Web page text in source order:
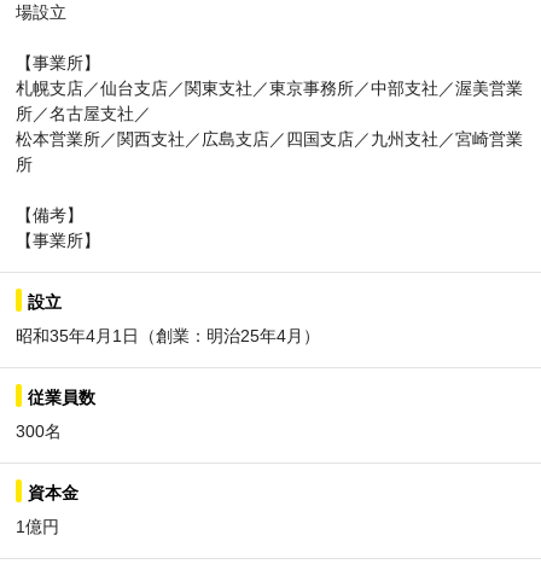
場設立
【事業所】
札幌支店／仙台支店／関東支社／東京事務所／中部支社／渥美営業
所／名古屋支社／
松本営業所／関西支社／広島支店／四国支店／九州支社／宮崎営業
所
【備考】
【事業所】
設立
昭和35年4月1日（創業：明治25年4月）
従業員数
300名
資本金
1億円